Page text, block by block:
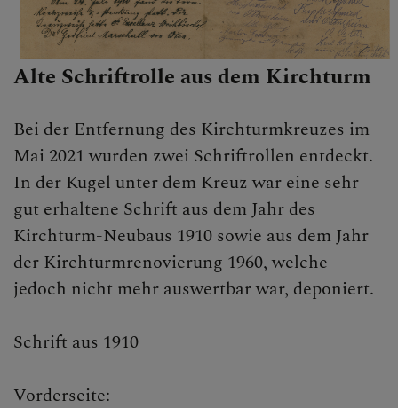
Alte Schriftrolle aus dem Kirchturm
Bei der Entfernung des Kirchturmkreuzes im
Mai 2021 wurden zwei Schriftrollen entdeckt.
In der Kugel unter dem Kreuz war eine sehr
gut erhaltene Schrift aus dem Jahr des
Kirchturm-Neubaus 1910 sowie aus dem Jahr
der Kirchturmrenovierung 1960, welche
jedoch nicht mehr auswertbar war, deponiert.
Schrift aus 1910
Vorderseite: